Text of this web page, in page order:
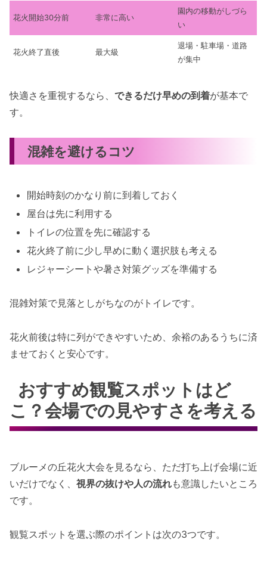
花火開始30分前 非常に高い
園内の移動がしづら
い
花火終了直後 最大級
退場・駐車場・道路
が集中
快適さを重視するなら、 できるだけ早めの到着が基本で
す。
混雑を避けるコツ
開始時刻のかなり前に到着しておく
屋台は先に利用する
トイレの位置を先に確認する
花火終了前に少し早めに動く選択肢も考える
レジャーシートや暑さ対策グッズを準備する
混雑対策で見落としがちなのがトイレです。
花火前後は特に列ができやすいため、余裕のあるうちに済
ませておくと安心です。
おすすめ観覧スポットはど
こ？会場での見やすさを考える
ブルーメの丘花火大会を見るなら、ただ打ち上げ会場に近
いだけでなく、 視界の抜けや人の流れも意識したいところ
です。
観覧スポットを選ぶ際のポイントは次の3つです。